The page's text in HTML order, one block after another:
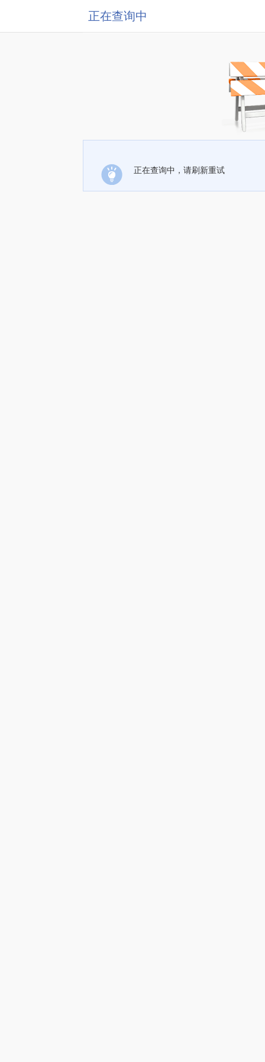
正在查询中
正在查询中，请刷新重试